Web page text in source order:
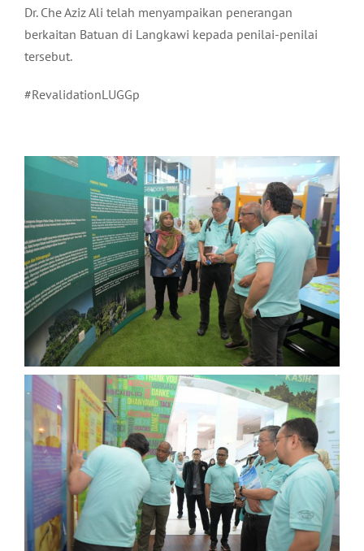
Dr. Che Aziz Ali telah menyampaikan penerangan
berkaitan Batuan di Langkawi kepada penilai-penilai
tersebut.
#RevalidationLUGGp